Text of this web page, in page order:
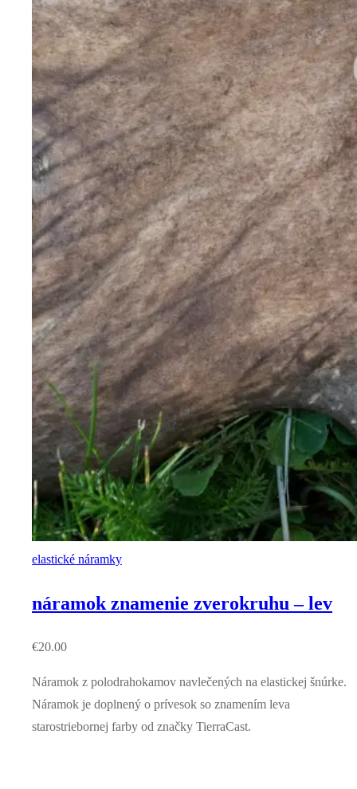
elastické náramky
náramok znamenie zverokruhu – lev
€20.00
Náramok z polodrahokamov navlečených na elastickej šnúrke.
Náramok je doplnený o prívesok so znamením leva
starostriebornej farby od značky TierraCast.